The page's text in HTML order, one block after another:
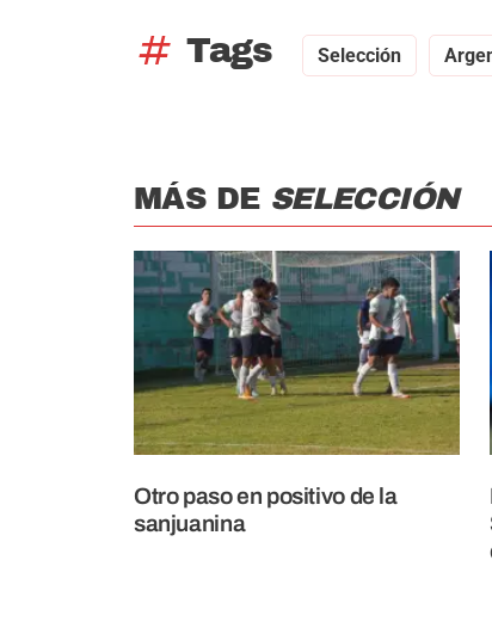
tag Tags Selección
MÁS DE SELECCIÓN
Otro paso en positivo de la
sanjuanina